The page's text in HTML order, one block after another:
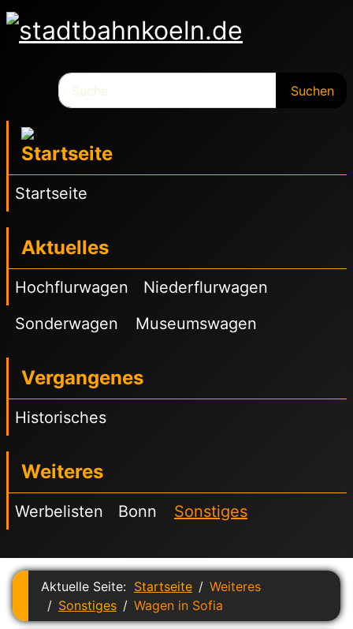
Suchen
Startseite
Aktuelles
Hochflurwagen
Niederflurwagen
Sonderwagen
Museumswagen
Vergangenes
Historisches
Weiteres
Werbelisten Bonn Sonstiges
Aktuelle Seite: Startseite
Weiteres
Sonstiges
Wagen in Sofia